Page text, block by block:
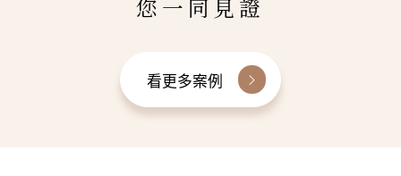
您一同見證
看更多案例